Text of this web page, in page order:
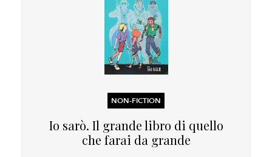
NON-FICTION
Io sarò. Il grande libro di quello
che farai da grande